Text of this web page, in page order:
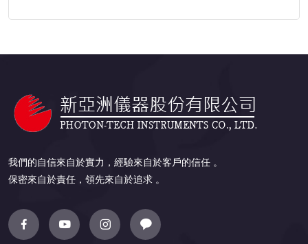
我們的自信來自於實力，經驗來自於客戶的信任 。
保密來自於責任，領先來自於追求 。